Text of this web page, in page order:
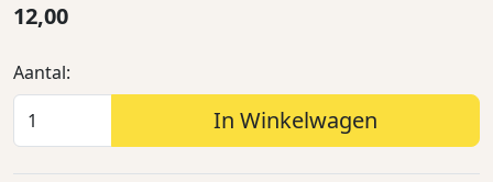
12,00
Aantal:
In Winkelwagen